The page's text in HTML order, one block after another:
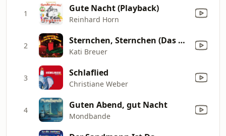
1 Gute Nacht (Playback)
Reinhard Horn
2 Sternchen, Sternchen (Das wunderzarte Sternenlied)
Kati Breuer
3 Schlaflied
Christiane Weber
4 Guten Abend, gut Nacht
Mondbande